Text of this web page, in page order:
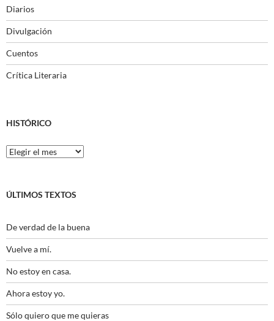
Diarios
Divulgación
Cuentos
Crítica Literaria
HISTÓRICO
Histórico
ÚLTIMOS TEXTOS
De verdad de la buena
Vuelve a mí.
No estoy en casa.
Ahora estoy yo.
Sólo quiero que me quieras